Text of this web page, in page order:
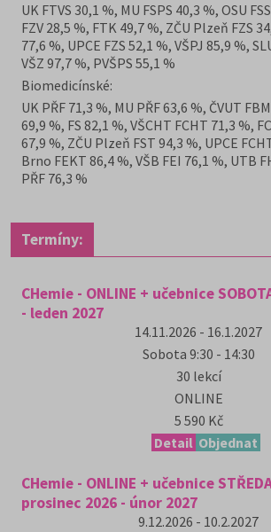
UK FTVS 30,1 %, MU FSPS 40,3 %, OSU
FZV 28,5 %, FTK 49,7 %, ZČU Plzeň FZS
77,6 %, UPCE FZS 52,1 %, VŠPJ 85,9 %,
VŠZ 97,7 %, PVŠPS 55,1 %
Biomedicínské:
UK PŘF 71,3 %, MU PŘF 63,6 %, ČVUT
69,9 %, FS 82,1 %, VŠCHT FCHT 71,3 %,
67,9 %, ZČU Plzeň FST 94,3 %, UPCE
Brno FEKT 86,4 %, VŠB FEI 76,1 %, UTB
PŘF 76,3 %
Termíny:
CHemie - ONLINE + učebnice
- leden 2027
14.11.2026 - 16.1.2027
Sobota 9:30 - 14:30
30 lekcí
ONLINE
5 590 Kč
Detail Objednat
CHemie - ONLINE + učebnice
prosinec 2026 - únor 2027
9.12.2026 - 10.2.2027